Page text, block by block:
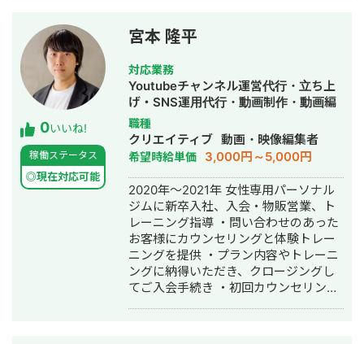
言しています。」 🌎 幅広い業界・多様
らず、タクシー広告、企業PV、サービ
ス紹介動画など、目的に応じた高品質
なクリエイティブ制作が可能です。
【対応実績ジャンル例】 ■ 教育・語
学・資格（登録者数十万人規模の大型
チャンネル等） ■ 住宅・不動産・リフ
ォーム（全国各地の工務店等） ■ 最先
端技術・XR・メタバース（B2Bサービ
ス紹介映像） ■ フランチャイズ・清
掃・店舗ビジネス（FC加盟促進支援）
■ 人材・採用コンサルティング 🔶 私
が提供する映像支援の「本質」 １．徹
底した数字改善（分析・運用） 他社運
用で伸び悩んでいるチャンネルでも、
緻密に分析し、狙ったターゲットに届
く「強いチャンネル」に作り変えま
様の商品やサービスをきちんと理解
し、それをユーザーに好きになっても
らえるストーリーを一緒に考えます。
0いいね!
稼働ステータス
◎現在対応可能
宮本 隆平
対応業務
Youtubeチャンネル運営代行・立ち上
げ・SNS運用代行・動画制作・動画編
集
職種
クリエイティブ 動画・映像編集者
希望時給単価 3,000円～5,000円
2020年〜2021年 女性専用パーソナル
ジムに新卒入社、入会・物販営業、ト
レーニング指導 ・問い合わせのあった
お客様にカウンセリングと体験トレー
ニングを提供 ・プラン内容やトレーニ
ングに納得いただき、クロージングし
てご入会手続き ・初回カウンセリング